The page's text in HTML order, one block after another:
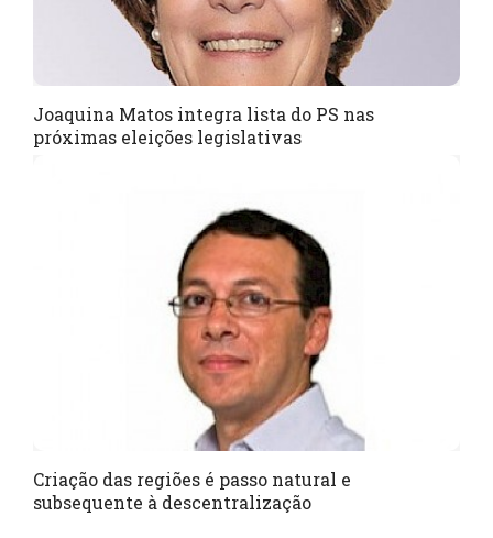
Joaquina Matos integra lista do PS nas
próximas eleições legislativas
Criação das regiões é passo natural e
subsequente à descentralização